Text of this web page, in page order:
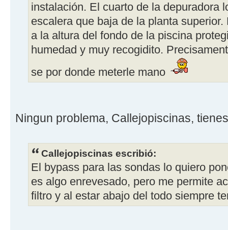
instalación. El cuarto de la depuradora
escalera que baja de la planta
a la altura del fondo de la piscina
humedad y muy recogidito.
se por donde meterle mano
Ningun problema, Callejopiscinas,
Callejopiscinas escribió:
El bypass para las sondas lo quiero
es algo enrevesado, pero me permite
filtro y al estar abajo del todo siempre